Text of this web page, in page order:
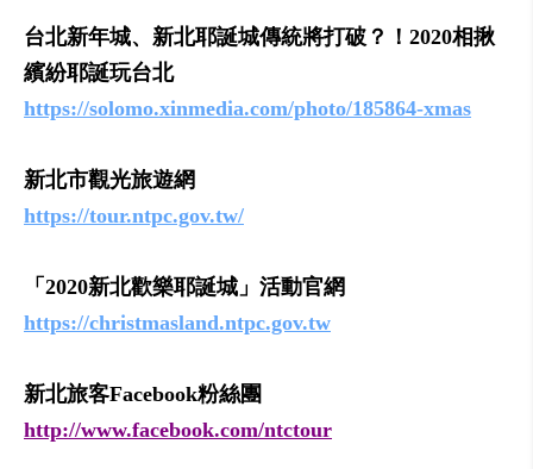
台北新年城、新北耶誕城傳統將打破？！2020相揪
繽紛耶誕玩台北
https://solomo.xinmedia.com/photo/185864-xmas
新北市觀光旅遊網
https://tour.ntpc.gov.tw/
「2020新北歡樂耶誕城」活動官網
https://christmasland.ntpc.gov.tw
新北旅客Facebook粉絲團
http://www.facebook.com/ntctour